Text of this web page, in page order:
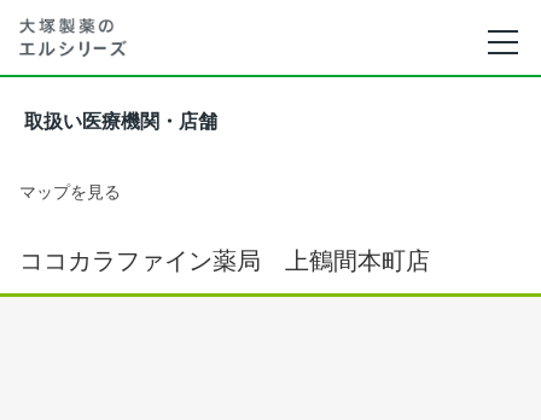
取扱い医療機関・店舗
マップを見る
ココカラファイン薬局 上鶴間本町店